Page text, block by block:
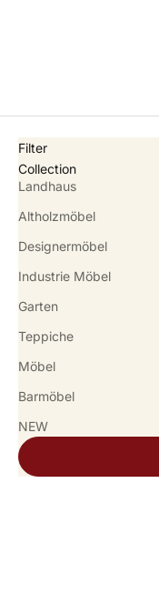
Filter
Collection
Landhaus
Altholzmöbel
Designermöbel
Industrie Möbel
Garten
Teppiche
Möbel
Barmöbel
NEW